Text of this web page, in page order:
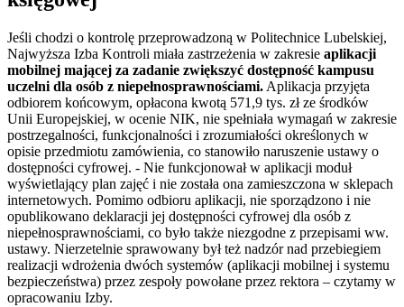
Jeśli chodzi o kontrolę przeprowadzoną w Politechnice Lubelskiej,
Najwyższa Izba Kontroli miała zastrzeżenia w zakresie aplikacji
mobilnej mającej za zadanie zwiększyć dostępność kampusu
uczelni dla osób z niepełnosprawnościami. Aplikacja przyjęta
odbiorem końcowym, opłacona kwotą 571,9 tys. zł ze środków
Unii Europejskiej, w ocenie NIK, nie spełniała wymagań w zakresie
postrzegalności, funkcjonalności i zrozumiałości określonych w
opisie przedmiotu zamówienia, co stanowiło naruszenie ustawy o
dostępności cyfrowej. - Nie funkcjonował w aplikacji moduł
wyświetlający plan zajęć i nie została ona zamieszczona w sklepach
internetowych. Pomimo odbioru aplikacji, nie sporządzono i nie
opublikowano deklaracji jej dostępności cyfrowej dla osób z
niepełnosprawnościami, co było także niezgodne z przepisami ww.
ustawy. Nierzetelnie sprawowany był też nadzór nad przebiegiem
realizacji wdrożenia dwóch systemów (aplikacji mobilnej i systemu
bezpieczeństwa) przez zespoły powołane przez rektora – czytamy w
opracowaniu Izby.